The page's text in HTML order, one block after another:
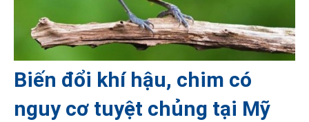
Biến đổi khí hậu, chim có
nguy cơ tuyệt chủng tại Mỹ